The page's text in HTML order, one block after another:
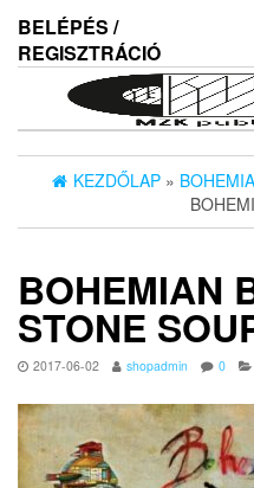
the
BELÉPÉS /
REGISZTRÁCIÓ
KEZDŐLAP »
BOHEMIAN
STONE
2017-06-02 shopadmin 0